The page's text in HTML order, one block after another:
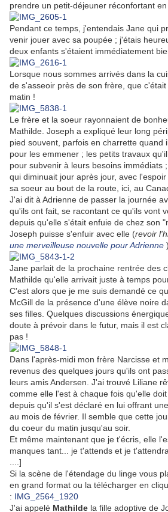
prendre un petit-déjeuner réconfortant en
Pendant ce temps, j'entendais Jane qui
venir jouer avec sa poupée ; j'étais
deux enfants s'étaient immédiatement
Lorsque nous sommes arrivés dans la
de s'asseoir près de son frère, que
matin !
Le frère et la soeur rayonnaient de
Mathilde. Joseph a expliqué leur long
pied souvent, parfois en charrette quand
pour les emmener ; les petits travaux
pour subvenir à leurs besoins immédiats
qui diminuait jour après jour, avec
sa soeur au bout de la route, ici, au
J'ai dit à Adrienne de passer la journée
qu'ils ont fait, se racontant ce qu'ils vont
depuis qu'elle s'était enfuie de chez son
Joseph puisse s'enfuir avec elle (revoir
une merveilleuse nouvelle pour Adrienne ).
Jane parlait de la prochaine rentrée des
Mathilde qu'elle arrivait juste à temps
C'est alors que je me suis demandé ce
McGill de la présence d'une élève noire
ses filles. Quelques discussions
doute à prévoir dans le futur, mais il est
pas !
Dans l'après-midi mon frère Narcisse et
revenus des quelques jours qu'ils ont
leurs amis Andersen. J'ai trouvé Liliane
comme elle l'est à chaque fois qu'elle
depuis qu'il s'est déclaré en lui offrant
au mois de février. Il semble que cette
du coeur du matin jusqu'au soir.
Et même maintenant que je t'écris, elle
manques tant... je t'attends et je
....]
Si la scène de l'étendage du linge vous
en grand format ou la télécharger en
: IMG_2564_1920
J'ai appelé Mathilde la fille adoptive de